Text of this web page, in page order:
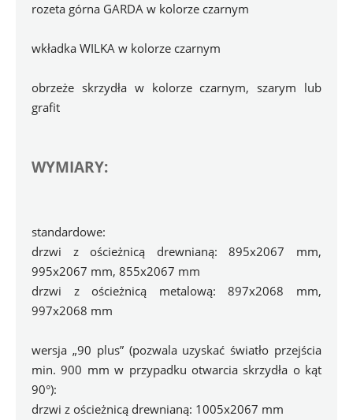
rozeta górna GARDA w kolorze czarnym
wkładka WILKA w kolorze czarnym
obrzeże skrzydła w kolorze czarnym, szarym lub
grafit
WYMIARY:
standardowe:
drzwi z ościeżnicą drewnianą: 895x2067 mm,
995x2067 mm, 855x2067 mm
drzwi z ościeżnicą metalową: 897x2068 mm,
997x2068 mm
wersja „90 plus” (pozwala uzyskać światło przejścia
min. 900 mm w przypadku otwarcia skrzydła o kąt
90°):
drzwi z ościeżnicą drewnianą: 1005x2067 mm